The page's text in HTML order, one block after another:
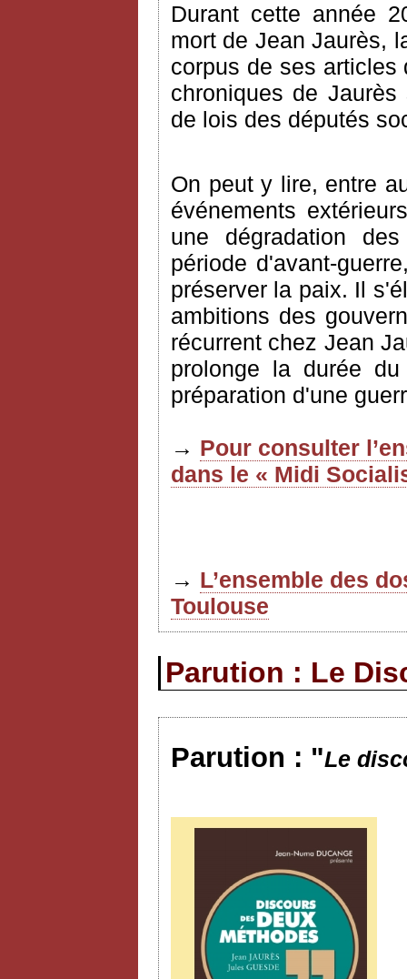
Durant cette année
mort de Jean Jaurès,
corpus de ses
chroniques de
de lois des députés
On peut y lire, entre
événements
une dégradation
période d'avant-
préserver la paix. Il
ambitions des
récurrent chez Jean
prolonge la durée
préparation d'une
→ Pour consulter
dans le « Midi
→ L’ensemble des
Toulouse
Parution : Le
Parution : "Le